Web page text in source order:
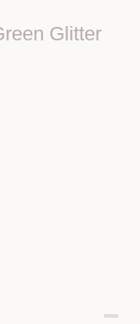
Glitter